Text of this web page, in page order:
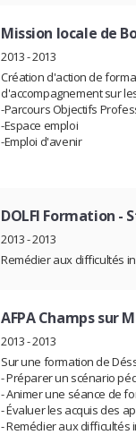
Mission locale de
2013 - 2013
Création d'action de
d'accompagnement sur
-Parcours Objectifs
-Espace emploi
-Emploi d'avenir
DOLFI Formation -
2013 - 2013
Remédier aux difficultés
AFPA Champs sur
2013 - 2013
Sur une formation de
- Préparer un scénario
- Animer une séance de
- Évaluer les acquis des
- Remédier aux